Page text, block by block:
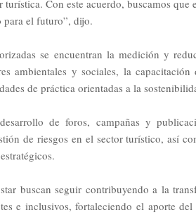
Con este acuerdo, buscamos
para el futuro”, dijo.
se encuentran la medición y
ambientales y sociales, la
de práctica orientadas a la
de foros, campañas y
de riesgos en el sector turístico, así
buscan seguir contribuyendo a la
e inclusivos, fortaleciendo el aporte